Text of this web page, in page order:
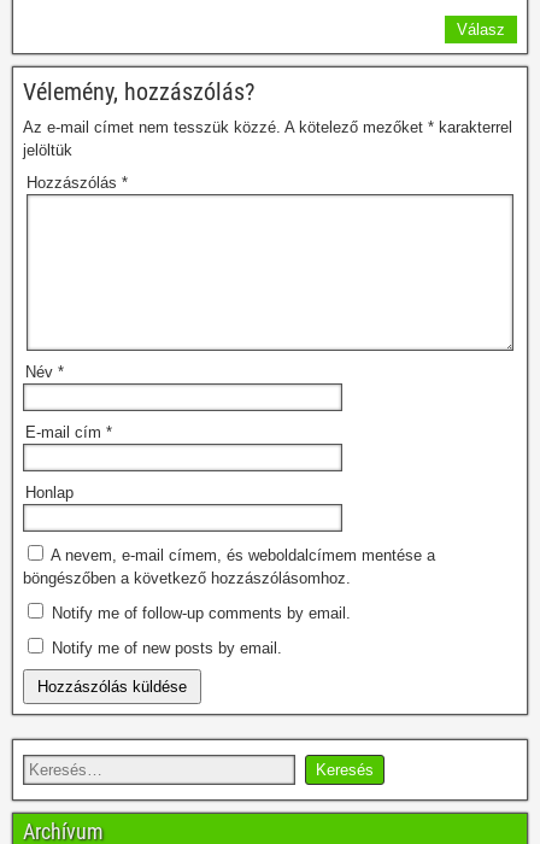
Válasz
Vélemény, hozzászólás?
Az e-mail címet nem tesszük közzé. A kötelező mezőket * karakterrel
jelöltük
Hozzászólás *
Név *
E-mail cím *
Honlap
A nevem, e-mail címem, és weboldalcímem mentése a
böngészőben a következő hozzászólásomhoz.
Notify me of follow-up comments by email.
Notify me of new posts by email.
Archívum